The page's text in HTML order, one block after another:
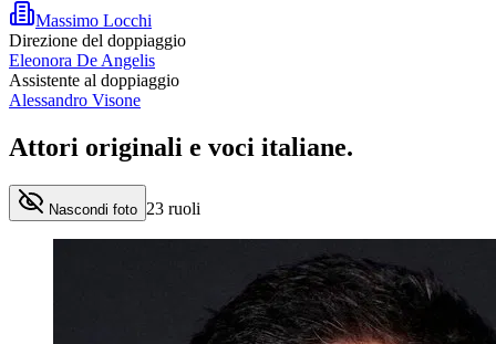
Massimo Locchi
Direzione del doppiaggio
Eleonora De Angelis
Assistente al doppiaggio
Alessandro Visone
Attori originali e voci italiane.
Nascondi foto 23 ruoli